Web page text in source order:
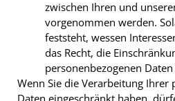
zwischen Ihren und
vorgenommen werden.
feststeht, wessen
das Recht, die
personenbezogenen
Wenn Sie die Verarbeitung Ihrer